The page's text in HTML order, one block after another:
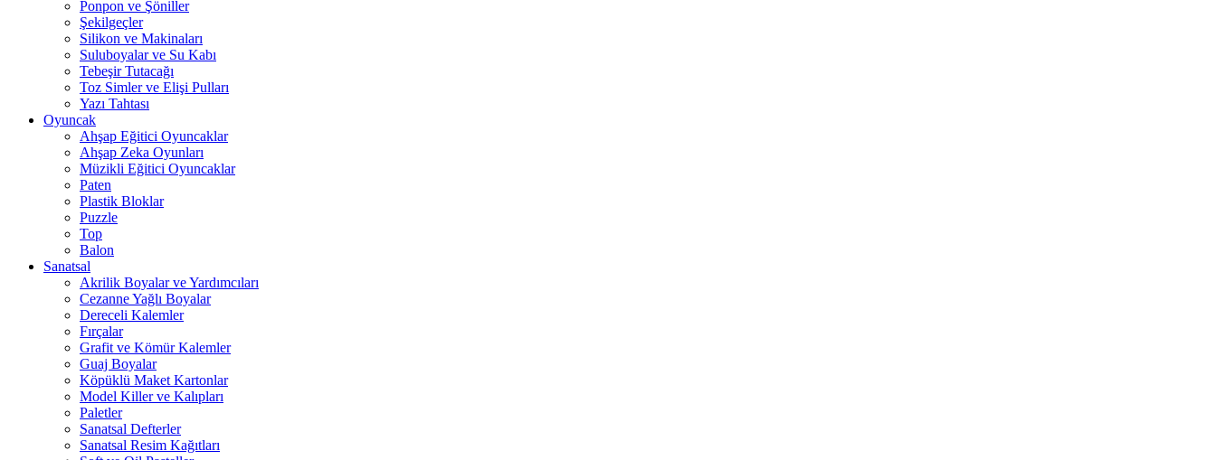
Ponpon ve Şöniller
Şekilgeçler
Silikon ve Makinaları
Suluboyalar ve Su Kabı
Tebeşir Tutacağı
Toz Simler ve Elişi Pulları
Yazı Tahtası
Oyuncak
Ahşap Eğitici Oyuncaklar
Ahşap Zeka Oyunları
Müzikli Eğitici Oyuncaklar
Paten
Plastik Bloklar
Puzzle
Top
Balon
Sanatsal
Akrilik Boyalar ve Yardımcıları
Cezanne Yağlı Boyalar
Dereceli Kalemler
Fırçalar
Grafit ve Kömür Kalemler
Guaj Boyalar
Köpüklü Maket Kartonlar
Model Killer ve Kalıpları
Paletler
Sanatsal Defterler
Sanatsal Resim Kağıtları